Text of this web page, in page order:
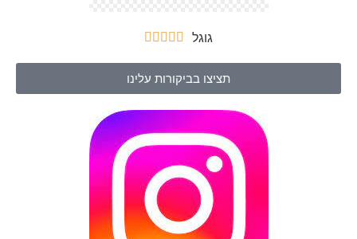
גוגל 




תציצו בביקורות עלינו